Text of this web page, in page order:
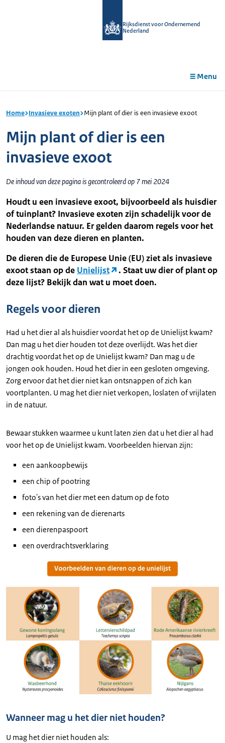
Rijksdienst voor Ondernemend
Nederland
Menu
Home Invasieve exoten Mijn plant of dier is een invasieve exoot
Mijn plant of dier is een
invasieve exoot
De inhoud van deze pagina is gecontroleerd op 7 mei 2024
Houdt u een invasieve exoot, bijvoorbeeld als huisdier
of tuinplant? Invasieve exoten zijn schadelijk voor de
Nederlandse natuur. Er gelden daarom regels voor het
houden van deze dieren en planten.
De dieren die de Europese Unie (EU) ziet als invasieve
exoot staan op de Unielijst
. Staat uw dier of plant op
deze lijst? Bekijk dan wat u moet doen.
Regels voor dieren
Had u het dier al als huisdier voordat het op de Unielijst kwam?
Dan mag u het dier houden tot deze overlijdt. Was het dier
drachtig voordat het op de Unielijst kwam? Dan mag u de
jongen ook houden. Houd het dier in een gesloten omgeving.
Zorg ervoor dat het dier niet kan ontsnappen of zich kan
voortplanten. U mag het dier niet verkopen, loslaten of vrijlaten
in de natuur.
Bewaar stukken waarmee u kunt laten zien dat u het dier al had
voor het op de Unielijst kwam. Voorbeelden hiervan zijn:
een aankoopbewijs
een chip of pootring
foto's van het dier met een datum op de foto
een rekening van de dierenarts
een dierenpaspoort
een overdrachtsverklaring
Wanneer mag u het dier niet houden?
U mag het dier niet houden als: